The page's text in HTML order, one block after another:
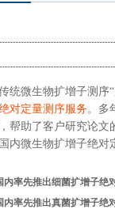
统微生物扩增子测序“
对定量测序服务。多
帮助了客户研究论文
内微生物扩增子绝
率先推出细菌扩增子绝
内率先推出真菌扩增子绝